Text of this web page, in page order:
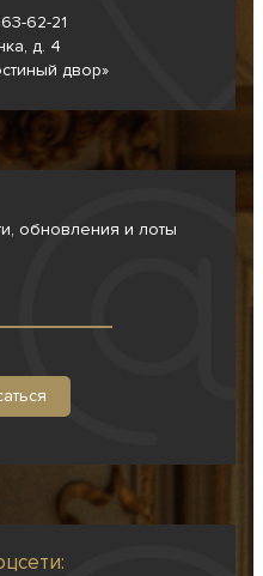
62-21
д. 4
двор»
обновления и лоты